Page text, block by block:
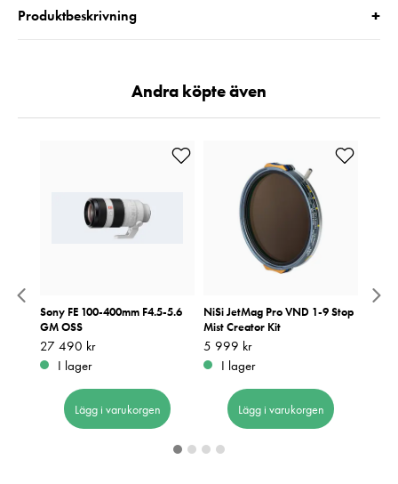
Produktbeskrivning +
Andra köpte även
Sony FE 100-400mm F4.5-5.6
GM OSS
Pris :27 490 kr
27 490 kr
I lager
Lägg i varukorgen
NiSi JetMag Pro VND 1-9 Stop
Mist Creator Kit
Pris:5 999 kr
5 999 kr
I lager
Lägg i varukorgen